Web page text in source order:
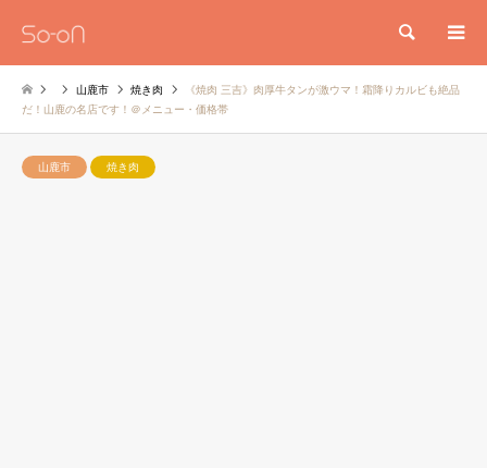
検索
山鹿市 焼き肉
《焼肉 三吉》肉厚牛タンが激ウマ！霜降りカルビも絶品
だ！山鹿の名店です！＠メニュー・価格帯
山鹿市 焼き肉